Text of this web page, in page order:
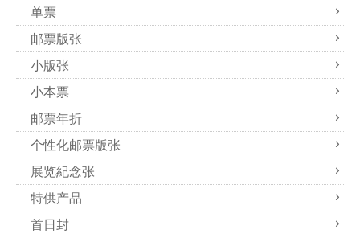
单票
邮票版张
小版张
小本票
邮票年折
个性化邮票版张
展览紀念张
特供产品
首日封